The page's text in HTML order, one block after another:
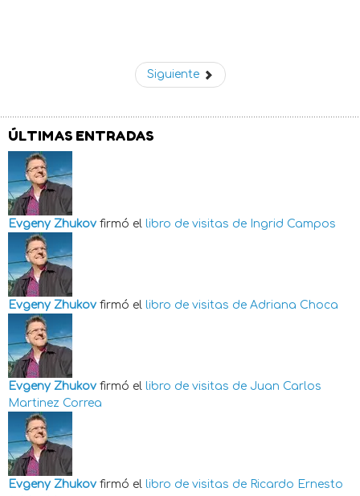
Siguiente
ÚLTIMAS ENTRADAS
Evgeny Zhukov firmó el libro de visitas de Ingrid Campos
Evgeny Zhukov firmó el libro de visitas de Adriana Choca
Evgeny Zhukov firmó el libro de visitas de Juan Carlos
Martinez Correa
Evgeny Zhukov firmó el libro de visitas de Ricardo Ernesto